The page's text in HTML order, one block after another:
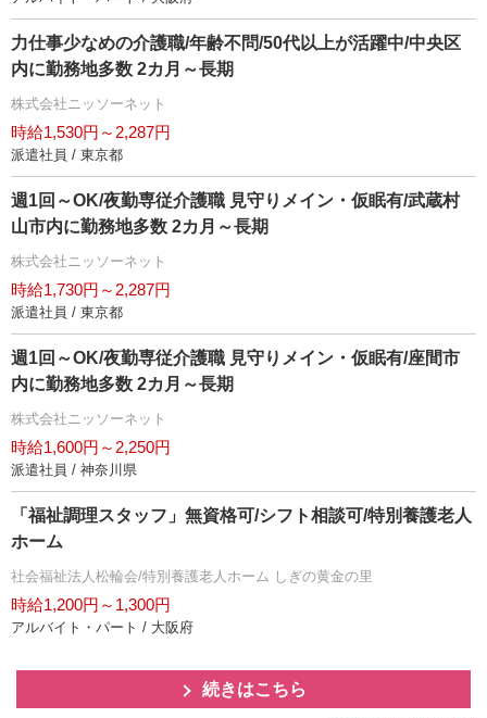
力仕事少なめの介護職/年齢不問/50代以上が活躍中/中央区
内に勤務地多数 2カ月～長期
株式会社ニッソーネット
時給1,530円～2,287円
派遣社員 / 東京都
週1回～OK/夜勤専従介護職 見守りメイン・仮眠有/武蔵村
山市内に勤務地多数 2カ月～長期
株式会社ニッソーネット
時給1,730円～2,287円
派遣社員 / 東京都
週1回～OK/夜勤専従介護職 見守りメイン・仮眠有/座間市
内に勤務地多数 2カ月～長期
株式会社ニッソーネット
時給1,600円～2,250円
派遣社員 / 神奈川県
「福祉調理スタッフ」無資格可/シフト相談可/特別養護老人
ホーム
社会福祉法人松輪会/特別養護老人ホーム しぎの黄金の里
時給1,200円～1,300円
アルバイト・パート / 大阪府
続きはこちら